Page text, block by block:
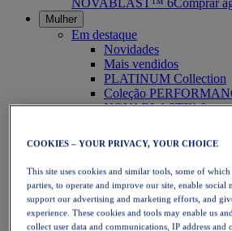
NOVABLAST™ 6Comprar
Mulher
Em destaque
Novidades
Mais vendidos
PLATINUM Collection
Coleção
NOVABLAST™ 6
Corrida
Corrida em trilho
Ténis
Voleibol
Andebol
Padel
Netball
COOKIES – YOUR PRIVACY, YOUR CHOICE
This site uses cookies and similar tools, some of
parties, to operate and improve our site, enable social
support our advertising and marketing efforts, and
experience. These cookies and tools may enable us
collect user data and communications, IP address